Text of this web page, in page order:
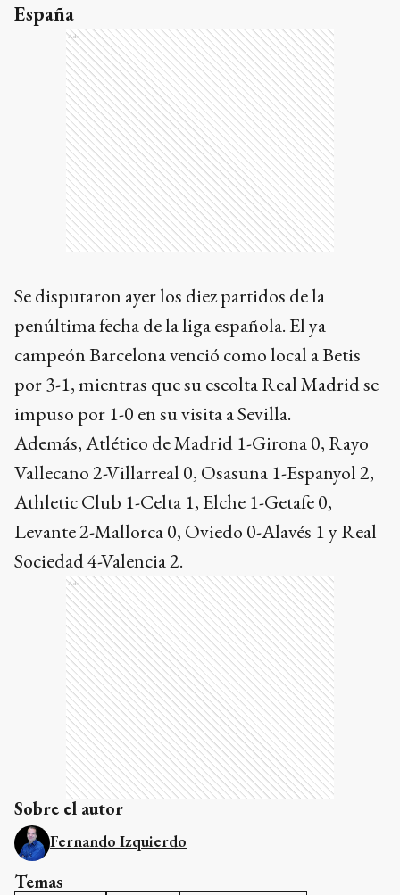
España
Ads
Se disputaron ayer los diez partidos de la
penúltima fecha de la liga española. El ya
campeón Barcelona venció como local a Betis
por 3-1, mientras que su escolta Real Madrid se
impuso por 1-0 en su visita a Sevilla.
Además, Atlético de Madrid 1-Girona 0, Rayo
Vallecano 2-Villarreal 0, Osasuna 1-Espanyol 2,
Athletic Club 1-Celta 1, Elche 1-Getafe 0,
Levante 2-Mallorca 0, Oviedo 0-Alavés 1 y Real
Sociedad 4-Valencia 2.
Ads
Sobre el autor
Fernando Izquierdo
Temas